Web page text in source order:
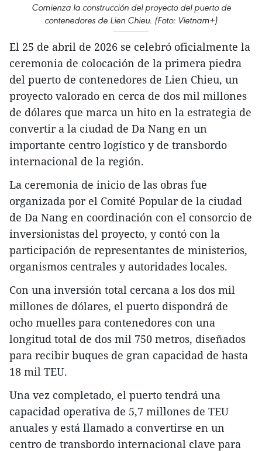
Comienza la construcción del proyecto del puerto de
contenedores de Lien Chieu. (Foto: Vietnam+)
El 25 de abril de 2026 se celebró oficialmente la
ceremonia de colocación de la primera piedra
del puerto de contenedores de Lien Chieu, un
proyecto valorado en cerca de dos mil millones
de dólares que marca un hito en la estrategia de
convertir a la ciudad de Da Nang en un
importante centro logístico y de transbordo
internacional de la región.
​La ceremonia de inicio de las obras fue
organizada por el Comité Popular de la ciudad
de Da Nang en coordinación con el consorcio de
inversionistas del proyecto, y contó con la
participación de representantes de ministerios,
organismos centrales y autoridades locales.
​Con una inversión total cercana a los dos mil
millones de dólares, el puerto dispondrá de
ocho muelles para contenedores con una
longitud total de dos mil 750 metros, diseñados
para recibir buques de gran capacidad de hasta
18 mil TEU.
​Una vez completado, el puerto tendrá una
capacidad operativa de 5,7 millones de TEU
anuales y está llamado a convertirse en un
centro de transbordo internacional clave para